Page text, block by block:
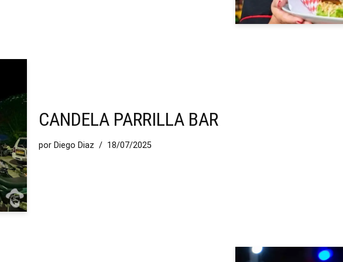
CANDELA PARRILLA BAR
por Diego Diaz 18/07/2025